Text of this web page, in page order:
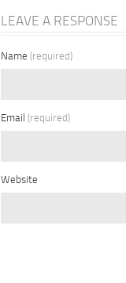
LEAVE A RESPONSE
Name (required)
Email (required)
Website